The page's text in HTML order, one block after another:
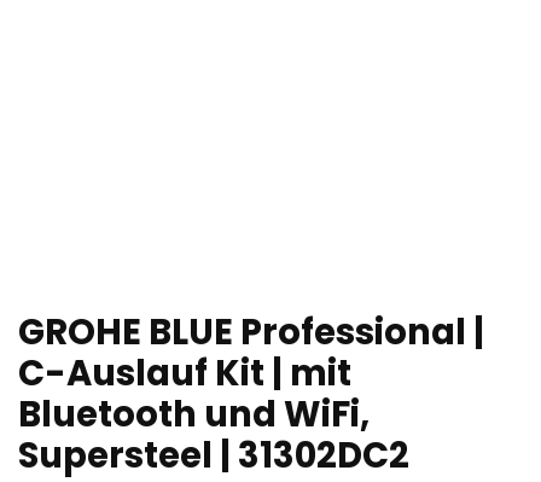
GROHE BLUE Professional |
C-Auslauf Kit | mit
Bluetooth und WiFi,
Supersteel | 31302DC2